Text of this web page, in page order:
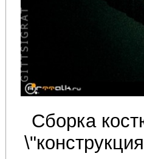
Сборка